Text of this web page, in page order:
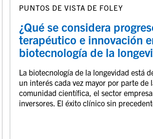
PUNTOS DE VISTA DE FOLEY
¿Qué se considera
terapéutico e innovación
biotecnología de la
La biotecnología de la longevidad está
un interés cada vez mayor por parte de
comunidad científica, el sector
inversores. El éxito clínico sin